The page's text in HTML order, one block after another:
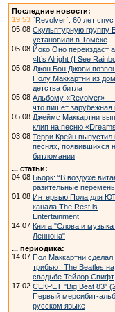
Последние новости:
19:53 `Revolver`: 60 лет
05.08 Скульптурную группу
установили в Томске
05.08 Йоко Оно переиздаст
«It’s Alright (I See
05.08 Джон Бон Джови
Полу Маккартни из
детства битла
05.08 Альбому «Revolver» —
что пишет зарубежная
05.08 Джеймс Маккартни
клип на песню
03.08 Терри Крейн выпустил
песнях, появившихся
битломании
... статьи:
04.08 Бьорк: “В воздухе
разительные
01.08 Интервью Пола для
канала The Rest is
Entertainment
14.07 Книга "Слова и
Леннона"
... периодика:
14.07 Пол Маккартни сделал
трибьют The Beatles на
свадьбе Тейлор Свифт
17.02 СЕКРЕТ "Big Beat 83"
Первый мерсибит-
русском языке